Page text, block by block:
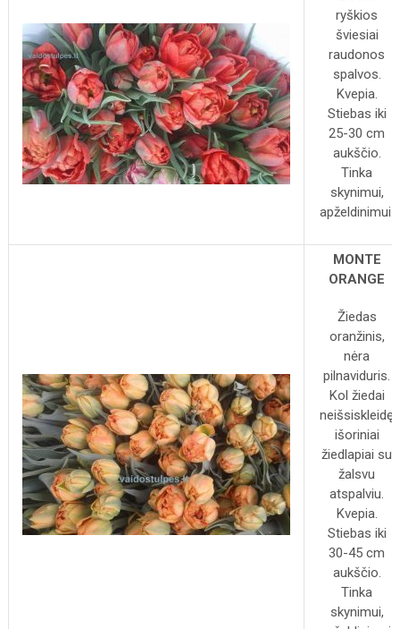
ryškios
šviesiai
raudonos
spalvos.
Kvepia.
Stiebas iki
25-30 cm
aukščio.
Tinka
skynimui,
apželdinimui.
MONTE
ORANGE
Žiedas
oranžinis,
nėra
pilnaviduris.
Kol žiedai
neišsiskleidę
išoriniai
žiedlapiai su
žalsvu
atspalviu.
Kvepia.
Stiebas iki
30-45 cm
aukščio.
Tinka
skynimui,